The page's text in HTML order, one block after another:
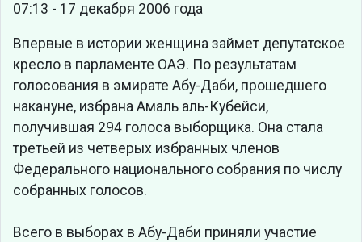
07:13 - 17 декабря 2006 года
Впервые в истории женщина займет депутатское
кресло в парламенте ОАЭ. По результатам
голосования в эмирате Абу-Даби, прошедшего
накануне, избрана Амаль аль-Кубейси,
получившая 294 голоса выборщика. Она стала
третьей из четверых избранных членов
Федерального национального собрания по числу
собранных голосов.
Всего в выборах в Абу-Даби приняли участие